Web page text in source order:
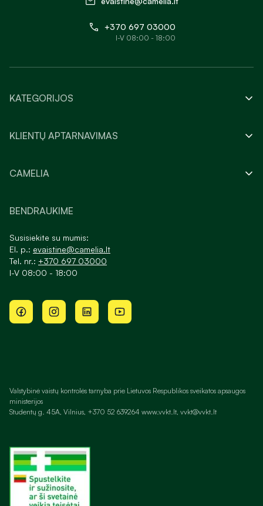
+370 697 03000
I-V 08:00 - 18:00
KATEGORIJOS
KLIENTŲ APTARNAVIMAS
CAMELIA
BENDRAUKIME
Susisiekite su mumis:
El. p.: evaistine@camelia.lt
Tel. nr.: +370 697 03000
I-V 08:00 - 18:00
Valstybinė vaistų kontrolės tarnyba prie Lietuvos Respublikos sveikatos apsaugos
ministerijos
Studentų g. 45A, Vilnius, +370 52 639264 www.vvkt.lt, vvkt@vvkt.lt